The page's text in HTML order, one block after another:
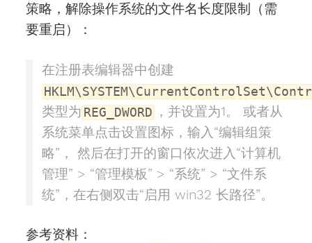
策略，解除操作系统的文件名长度限制（需
要重启）：
在注册表编辑器中创建
类型为 REG_DWORD ，并设置为1。 或者从
系统菜单点击设置图标，输入“编辑组策
略”， 然后在打开的窗口依次进入“计算机
管理” > “管理模板” > “系统” > “文件系
统”，在右侧双击“启用 win32 长路径”。
参考资料：